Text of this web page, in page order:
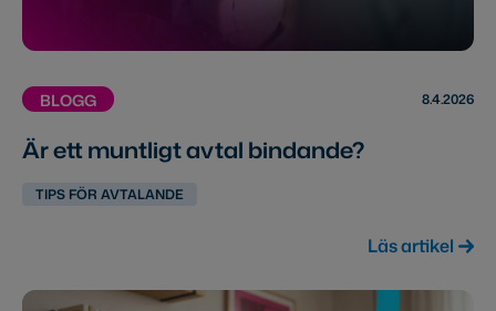
BLOGG 8.4.2026
Är ett muntligt avtal bindande?
TIPS FÖR AVTALANDE
Läs artikel